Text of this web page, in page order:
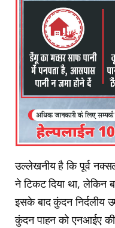
उल्लेखनीय है कि पूर्व
ने टिकट दिया था, लेकिन
इसके बाद कुंदन निर्दलीय
कुंदन पाहन को एनआईए